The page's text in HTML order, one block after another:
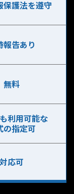
保護法を遵守
報告あり
無料
利用可能な
の指定可
対応可